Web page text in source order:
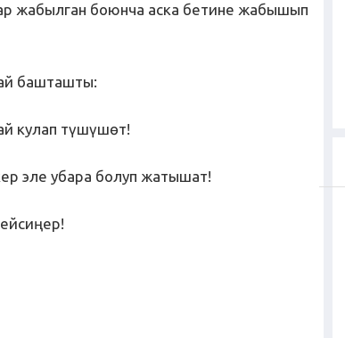
жабылган боюнча аска бетине жабышып
башташты:
кулап түшүшөт!
эле убара болуп жатышат!